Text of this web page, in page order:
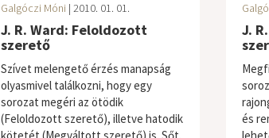
Galgóczi Móni | 2010. 01. 01.
J. R. Ward: Feloldozott
szerető
Szívet melengető érzés manapság
olyasmivel találkozni, hogy egy
sorozat megéri az ötödik
(Feloldozott szerető), illetve hatodik
J.
és